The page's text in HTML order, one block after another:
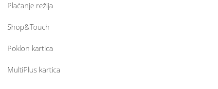
Plaćanje režija
Shop&Touch
Poklon kartica
MultiPlus kartica